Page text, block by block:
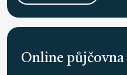
Online